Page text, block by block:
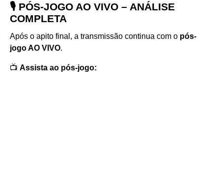
🎙️ PÓS-JOGO AO VIVO – ANÁLISE
COMPLETA
Após o apito final, a transmissão continua com o pós-
jogo AO VIVO.
📺 Assista ao pós-jogo: